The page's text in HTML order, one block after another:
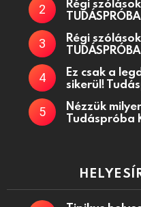
Régi
Ez csak a
sikerül!
Nézzük
Tudáspróba